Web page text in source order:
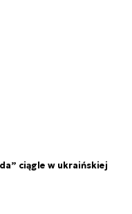
ciągle w ukraińskiej